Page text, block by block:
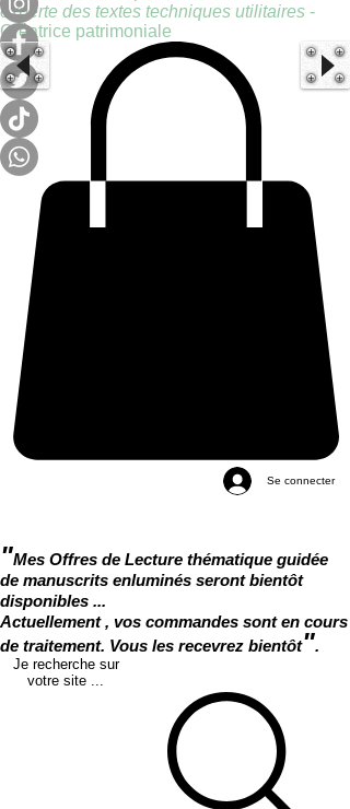
experte des textes techniques utilitaires -
Créatrice patrimoniale
Se connecter
"Mes Offres de Lecture thématique guidée
de manuscrits enluminés seront bientôt
disponibles ...
Actuellement , vos commandes sont en cours
de traitement. Vous les recevrez bientôt".
Je recherche sur
votre site ...